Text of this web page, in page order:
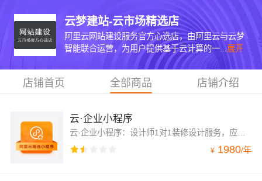
云梦建站-云市场精选店
阿里云网站建设服务官方心选店，由阿里云与云梦
智能联合运营，为用户提供基于云计算的一... 展开
店铺首页 全部商品 店铺介绍
云·企业小程序
¥ 1980/年